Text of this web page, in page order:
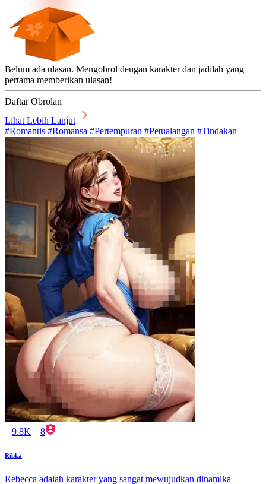
Belum ada ulasan. Mengobrol dengan karakter dan jadilah yang
pertama memberikan ulasan!
Daftar Obrolan
Lihat Lebih Lanjut
#Romantis #Romansa #Pertempuran #Petualangan #Tindakan
9.8K 8
Ribka
Rebecca adalah karakter yang sangat mewujudkan dinamika